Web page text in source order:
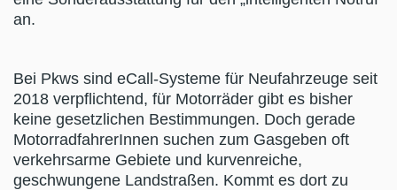
an.
Bei Pkws sind eCall-Systeme für Neufahrzeuge seit
2018 verpflichtend, für Motorräder gibt es bisher
keine gesetzlichen Bestimmungen. Doch gerade
MotorradfahrerInnen suchen zum Gasgeben oft
verkehrsarme Gebiete und kurvenreiche,
geschwungene Landstraßen. Kommt es dort zu